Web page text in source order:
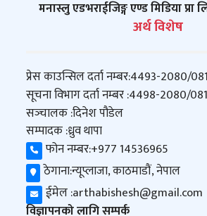
मनास्लु एडभराईजिङ्ग एण्ड मिडिया प्रा
अर्थ विशेष
प्रेस काउन्सिल दर्ता नम्बर:4493-2080/081
सूचना विभाग दर्ता नम्बर :4498-2080/081
सञ्‍चालक :दिनेश पौडेल
सम्पादक :ध्रुव थापा
फोन नम्बर:+977 14536965
ठेगाना:न्यूप्लाजा, काठमाडौं, नेपाल
ईमेल :arthabishesh@gmail.com
विज्ञापनको लागि सम्पर्क